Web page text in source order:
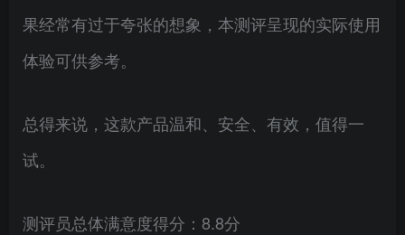
果经常有过于夸张的想象，本测评呈现的实际使用
体验可供参考。
总得来说，这款产品温和、安全、有效，值得一
试。
测评员总体满意度得分：8.8分